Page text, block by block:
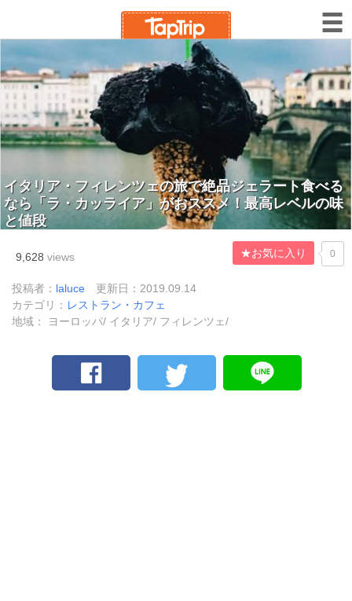
イタリア・フィレンツェの旅で絶品ジェラート食べる
なら「ラ・カッライア」がおススメ！最高レベルの味
と値段
9,628 views ★お気に入り 0
投稿者： laluce
更新日：2019.09.14
カテゴリ： レストラン・カフェ
地域： ヨーロッパ/ イタリア/ フィレンツェ/